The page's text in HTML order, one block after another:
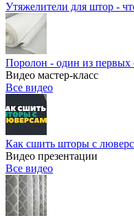
Утяжелители для штор -
Поролон - один из первых
Видео мастер-класс
Все видео
Как сшить шторы с
Видео презентации
Все видео